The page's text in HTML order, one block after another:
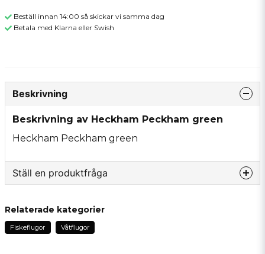
Beställ innan 14:00 så skickar vi samma dag
Betala med Klarna eller Swish
Beskrivning
Beskrivning av Heckham Peckham green
Heckham Peckham green
Ställ en produktfråga
Fråga oss något om denna produkten...
Relaterade kategorier
Fiskeflugor Våtflugor